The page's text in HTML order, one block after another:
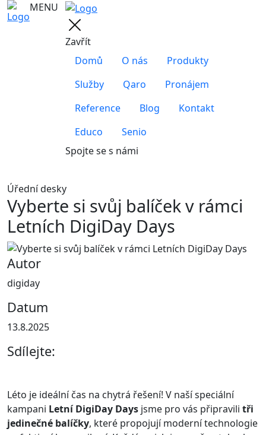
MENU
Zavřít
Domů
O nás
Produkty
Služby
Qaro
Pronájem
Reference
Blog
Kontakt
Educo
Senio
Spojte se s námi
Úřední desky
Vyberte si svůj balíček v rámci
Letních DigiDay Days
Autor
digiday
Datum
13.8.2025
Sdílejte:
Léto je ideální čas na chytrá řešení! V naší speciální
kampani Letní DigiDay Days jsme pro vás připravili tři
jedinečné balíčky, které propojují moderní technologie